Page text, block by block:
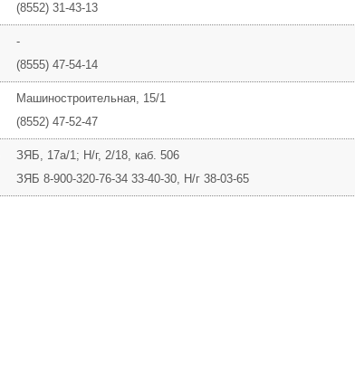
(8552) 31-43-13
-
(8555) 47-54-14
Машиностроительная, 15/1
(8552) 47-52-47
ЗЯБ, 17а/1; Н/г, 2/18, каб. 506
ЗЯБ 8-900-320-76-34 33-40-30, Н/г 38-03-65